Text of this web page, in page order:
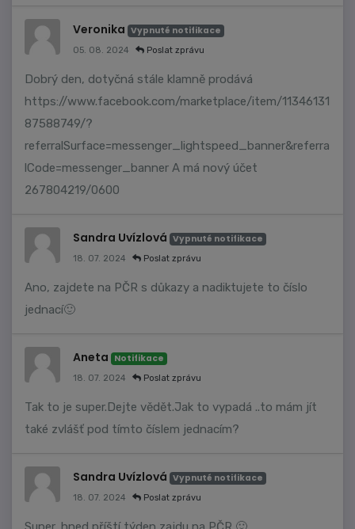
Veronika Vypnuté notifikace
05. 08. 2024 Poslat zprávu
Dobrý den, dotyčná stále klamně prodává
https://www.facebook.com/marketplace/item/11346131
87588749/?
referralSurface=messenger_lightspeed_banner&referra
lCode=messenger_banner A má nový účet
267804219/0600
Sandra Uvízlová Vypnuté notifikace
18. 07. 2024 Poslat zprávu
Ano, zajdete na PČR s důkazy a nadiktujete to číslo
jednací🙂
Aneta Notifikace
18. 07. 2024 Poslat zprávu
Tak to je super.Dejte vědět.Jak to vypadá ..to mám jít
také zvlášť pod tímto číslem jednacím?
Sandra Uvízlová Vypnuté notifikace
18. 07. 2024 Poslat zprávu